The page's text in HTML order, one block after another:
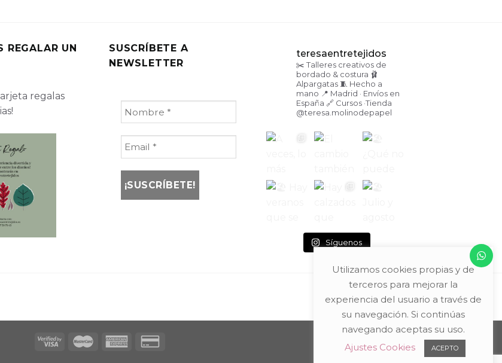
REGALAR UN
regalas
SUSCRÍBETE A
NEWSLETTER
teresaentretejidos
✂️ Talleres creativos de
bordado & costura 🩰
Alpargatas🧵 Hecho a
mano 📍 Madrid · Envíos en
España 🔗 Cursos ·Tienda
@teresa.molinodepapel
Síguenos
Utilizamos cookies propias y de
terceros para mejorar la
experiencia del usuario a través de
su navegación. Si continúas
navegando aceptas su uso.
Ajustes Cookies
ACEPTO